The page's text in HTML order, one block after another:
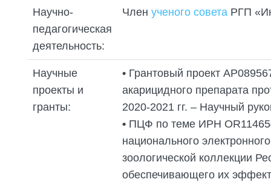
Научно-
педагогическая
деятельность:
Член ученого совета РГП
Научные
проекты и
гранты:
• Грантовый проект
акарицидного препарата
2020-2021 гг. – Научный
• ПЦФ по теме ИРН
национального
зоологической коллекции
обеспечивающего их